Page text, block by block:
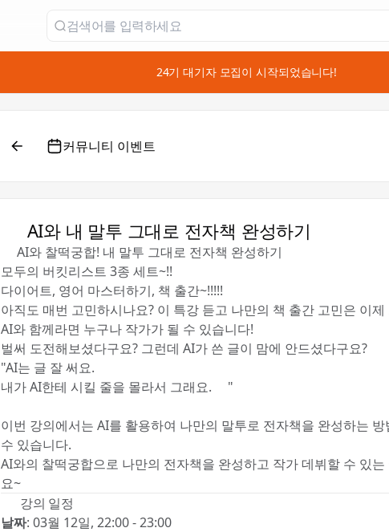
📣 24기 대기자 모집이 시작되었습니다!
커뮤니티 이벤트
🚀 AI와 내 말투 그대로 전자책 완성하기
💕AI와 찰떡궁합! 내 말투 그대로 전자책 완성하기
모두의 버킷리스트 3종 세트~!!
다이어트, 영어 마스터하기, 책 출간~!!!!!
아직도 매번 고민하시나요? 이 특강 듣고 나만의 책 출간 고민은 이제
AI와 함께라면 누구나 작가가 될 수 있습니다! 🖋️
벌써 도전해보셨다구요? 그런데 AI가 쓴 글이 맘에 안드셨다구요?
"AI는 글 잘 써요.👍
내가 AI한테 시킬 줄을 몰라서 그래요.😂"
이번 강의에서는 AI를 활용하여 나만의 말투로 전자책을 완성하는 방
수 있습니다.
AI와의 찰떡궁합으로 나만의 전자책을 완성하고 작가 데뷔할 수 있는
요~🎁
📅 강의 일정
날짜: 03월 12일, 22:00 - 23:00